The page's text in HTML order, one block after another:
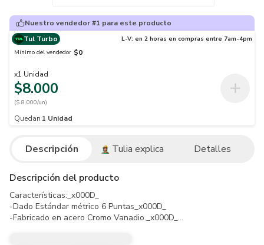
Nuestro vendedor #1 para este producto
Tul Turbo
L-V: en 2 horas en compras entre 7am-4pm
Mínimo del vendedor $0
x1 Unidad
$8.000
($ 8.000/un)
Quedan 1 Unidad
Descripción Tulia explica Detalles
Descripción del producto
Características:_x000D_
-Dado Estándar métrico 6 Puntas_x000D_
-Fabricado en acero Cromo Vanadio._x000D_